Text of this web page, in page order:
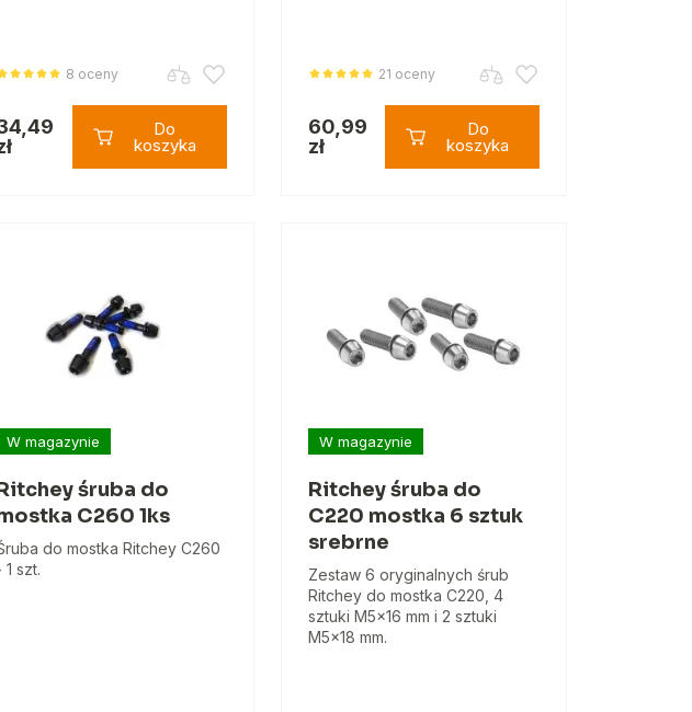
8 oceny
Do
koszyka
21 oceny
60,99
zł
Do
koszyka
W magazynie
śruba do
C260 1ks
do mostka Ritchey C260
1 szt.
W magazynie
Ritchey śruba do
C220 mostka 6 sztuk
srebrne
Zestaw 6 oryginalnych śrub
Ritchey do mostka C220, 4
sztuki M5x16 mm i 2 sztuki
M5x18 mm.